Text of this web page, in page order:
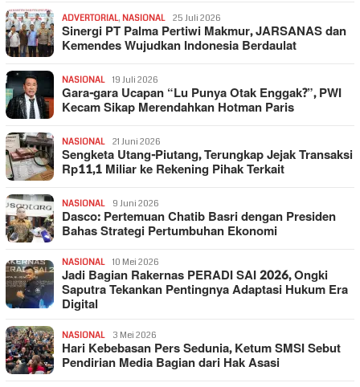
ADVERTORIAL, NASIONAL 25 Juli 2026
Sinergi PT Palma Pertiwi Makmur, JARSANAS dan
Kemendes Wujudkan Indonesia Berdaulat
NASIONAL 19 Juli 2026
Gara-gara Ucapan “Lu Punya Otak Enggak?”, PWI
Kecam Sikap Merendahkan Hotman Paris
NASIONAL 21 Juni 2026
Sengketa Utang-Piutang, Terungkap Jejak Transaksi
Rp11,1 Miliar ke Rekening Pihak Terkait
NASIONAL 9 Juni 2026
Dasco: Pertemuan Chatib Basri dengan Presiden
Bahas Strategi Pertumbuhan Ekonomi
NASIONAL 10 Mei 2026
Jadi Bagian Rakernas PERADI SAI 2026, Ongki
Saputra Tekankan Pentingnya Adaptasi Hukum Era
Digital
NASIONAL 3 Mei 2026
Hari Kebebasan Pers Sedunia, Ketum SMSI Sebut
Pendirian Media Bagian dari Hak Asasi